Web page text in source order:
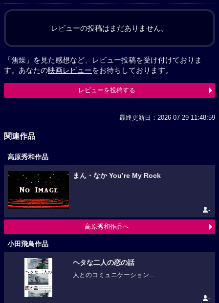
レビューの投稿はまだありません。
「焦燥」を見た感想など、レビュー投稿を受け付けておりま
す。あなたの映画レビューをお待ちしております。
レビューを投稿する
最終更新日：2026-07-29 11:48:59
関連作品
高原秀和作品
まん・なか You’re My Rock
-
高原秀和作品へ
小田飛鳥作品
ヘタな二人の恋の話
人とのコミュニケーション...
-